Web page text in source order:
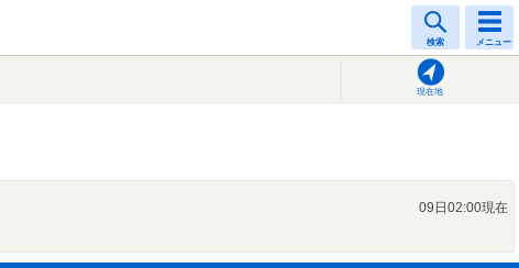
検索 メニュー
現在地
09日02:00現在